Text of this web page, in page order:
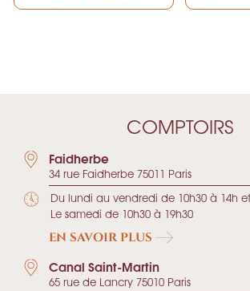
COMPTOIRS
Faidherbe
34 rue Faidherbe 75011 Paris
Du lundi au vendredi de 10h30 à 14h
Le samedi de 10h30 à 19h30
EN SAVOIR PLUS
Canal Saint-Martin
65 rue de Lancry 75010 Paris